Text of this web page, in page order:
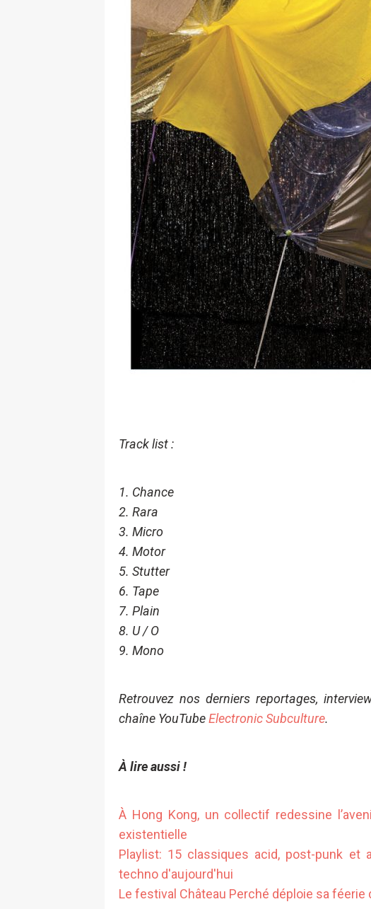
Track list :
1. Chance
2. Rara
3. Micro
4. Motor
5. Stutter
6. Tape
7. Plain
8. U / O
9. Mono
Retrouvez nos derniers reportages,
chaîne YouTubeElectronic Subculture.
À lire aussi !
À Hong Kong, un collectif redessine
existentielle
Playlist: 15 classiques acid, post-punk et
techno d'aujourd'hui
Le festival Château Perché déploie sa